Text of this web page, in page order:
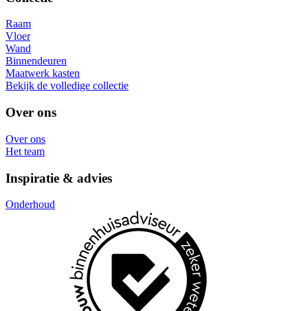
Raam
Vloer
Wand
Binnendeuren
Maatwerk kasten
Bekijk de volledige collectie
Over ons
Over ons
Het team
Inspiratie & advies
Onderhoud